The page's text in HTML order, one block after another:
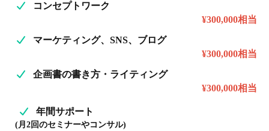
コンセプトワーク
¥300,000相当
マーケティング、SNS、ブログ
¥300,000相当
企画書の書き方・ライティング
¥300,000相当
年間サポート
(月2回のセミナーやコンサル)